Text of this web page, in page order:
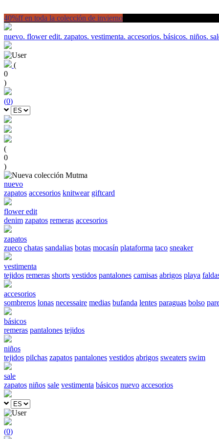
40%ff en toda la colección de invierno
nuevo. flower edit. zapatos. vestimenta. accesorios. básicos. niños.
(
0
)
(0)
(
0
)
nuevo
zapatos accesorios knitwear giftcard
flower edit
denim zapatos remeras accesorios
zapatos
zueco chatas sandalias botas mocasín plataforma taco sneaker
vestimenta
tejidos remeras shorts vestidos pantalones camisas abrigos playa
accesorios
sombreros lonas necessaire medias bufanda lentes paraguas bolso
básicos
remeras pantalones tejidos
niños
tejidos pilchas zapatos pantalones vestidos abrigos sweaters swim
sale
zapatos niños sale vestimenta básicos nuevo accesorios
(0)